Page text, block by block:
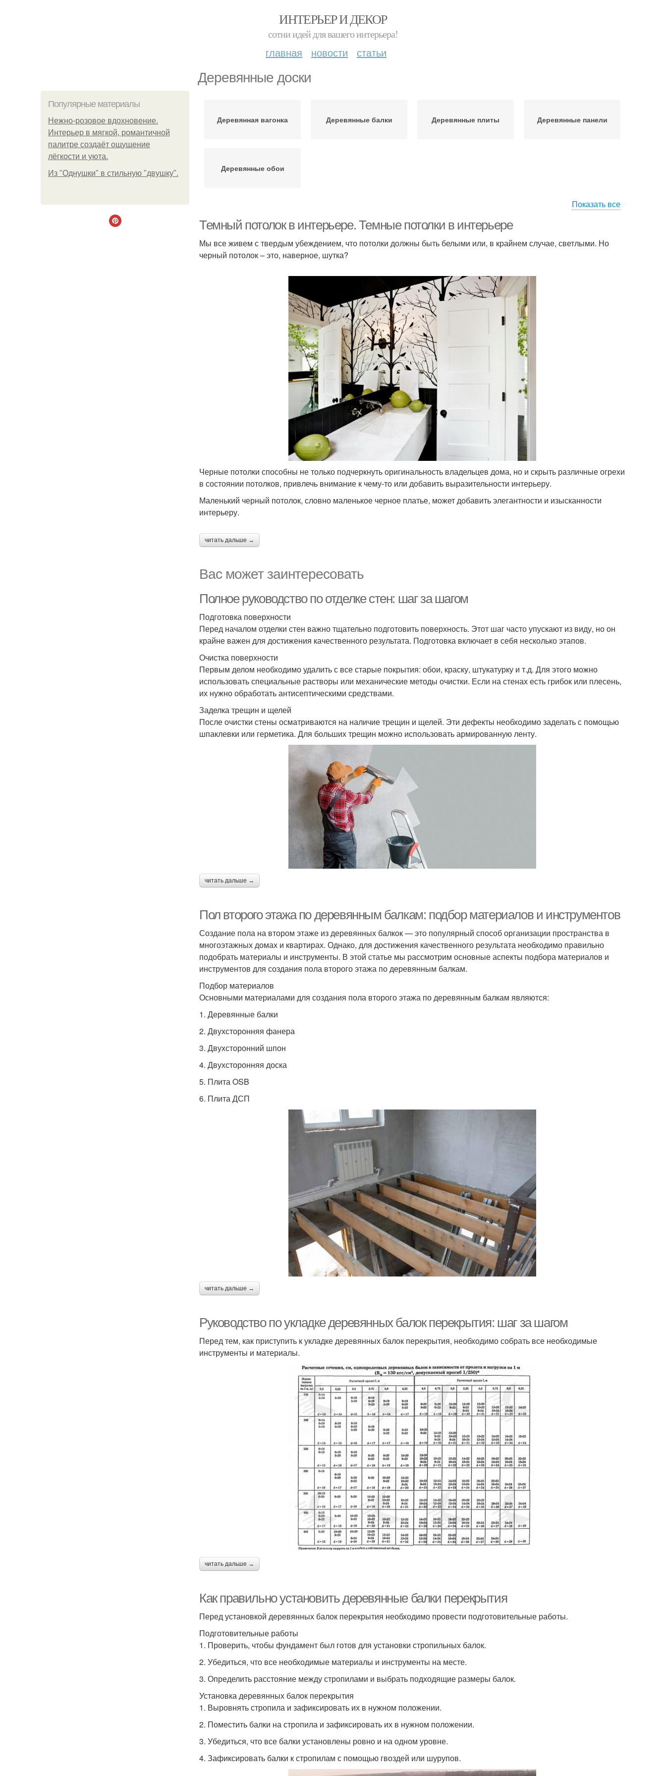
ИНТЕРЬЕР И ДЕКОР
сотни идей для вашего интерьера!
главная новости статьи
Деревянные доски
Популярные материалы
Нежно-розовое вдохновение.
Интерьер в мягкой, романтичной
палитре создаёт ощущение
лёгкости и уюта.
Из "Однушки" в стильную "двушку".
Деревянная вагонка Деревянные балки Деревянные плиты Деревянные панели
Деревянные обои
Показать все
Темный потолок в интерьере. Темные потолки в интерьере
Мы все живем с твердым убеждением, что потолки должны быть белыми или, в крайнем случае, светлыми. Но
черный потолок – это, наверное, шутка?
Черные потолки способны не только подчеркнуть оригинальность владельцев дома, но и скрыть различные огрехи
в состоянии потолков, привлечь внимание к чему-то или добавить выразительности интерьеру.
Маленький черный потолок, словно маленькое черное платье, может добавить элегантности и изысканности
интерьеру.
читать дальше →
Вас может заинтересовать
Полное руководство по отделке стен: шаг за шагом
Подготовка поверхности
Перед началом отделки стен важно тщательно подготовить поверхность. Этот шаг часто упускают из виду, но он
крайне важен для достижения качественного результата. Подготовка включает в себя несколько этапов.
Очистка поверхности
Первым делом необходимо удалить с все старые покрытия: обои, краску, штукатурку и т.д. Для этого можно
использовать специальные растворы или механические методы очистки. Если на стенах есть грибок или плесень,
их нужно обработать антисептическими средствами.
Заделка трещин и щелей
После очистки стены осматриваются на наличие трещин и щелей. Эти дефекты необходимо заделать с помощью
шпаклевки или герметика. Для больших трещин можно использовать армированную ленту.
читать дальше →
Пол второго этажа по деревянным балкам: подбор материалов и инструментов
Создание пола на втором этаже из деревянных балкок — это популярный способ организации пространства в
многоэтажных домах и квартирах. Однако, для достижения качественного результата необходимо правильно
подобрать материалы и инструменты. В этой статье мы рассмотрим основные аспекты подбора материалов и
инструментов для создания пола второго этажа по деревянным балкам.
Подбор материалов
Основными материалами для создания пола второго этажа по деревянным балкам являются:
1. Деревянные балки
2. Двухсторонняя фанера
3. Двухсторонний шпон
4. Двухсторонняя доска
5. Плита OSB
6. Плита ДСП
читать дальше →
Руководство по укладке деревянных балок перекрытия: шаг за шагом
Перед тем, как приступить к укладке деревянных балок перекрытия, необходимо собрать все необходимые
инструменты и материалы.
читать дальше →
Как правильно установить деревянные балки перекрытия
Перед установкой деревянных балок перекрытия необходимо провести подготовительные работы.
Подготовительные работы
1. Проверить, чтобы фундамент был готов для установки стропильных балок.
2. Убедиться, что все необходимые материалы и инструменты на месте.
3. Определить расстояние между стропилами и выбрать подходящие размеры балок.
Установка деревянных балок перекрытия
1. Выровнять стропила и зафиксировать их в нужном положении.
2. Поместить балки на стропила и зафиксировать их в нужном положении.
3. Убедиться, что все балки установлены ровно и на одном уровне.
4. Зафиксировать балки к стропилам с помощью гвоздей или шурупов.